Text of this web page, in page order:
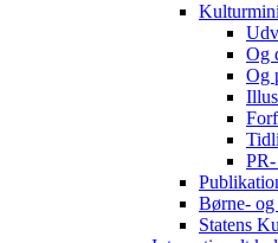
Og
Og
Børne-
Statens